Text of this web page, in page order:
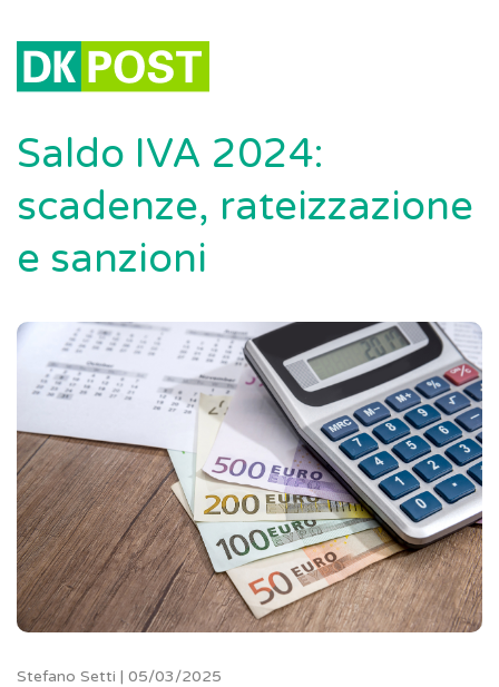
Saldo IVA 2024:
scadenze, rateizzazione
e sanzioni
Stefano Setti | 05/03/2025